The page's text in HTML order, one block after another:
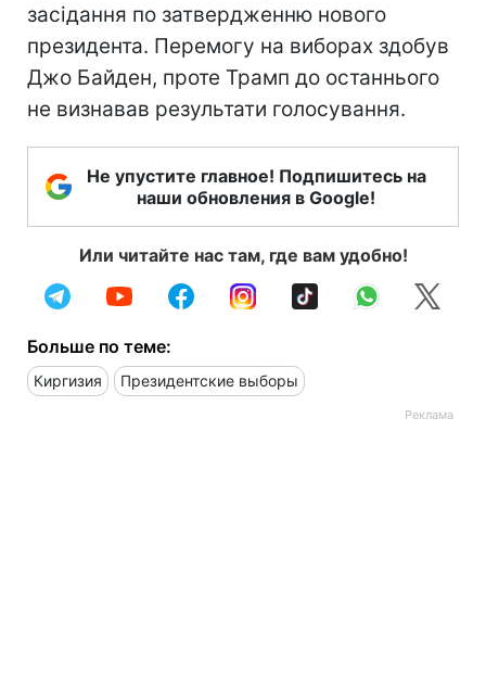
засідання по затвердженню нового
президента. Перемогу на виборах здобув
Джо Байден, проте Трамп до останнього
не визнавав результати голосування.
Не упустите главное! Подпишитесь на
наши обновления в Google!
Или читайте нас там, где вам удобно!
Больше по теме:
Киргизия Президентские выборы